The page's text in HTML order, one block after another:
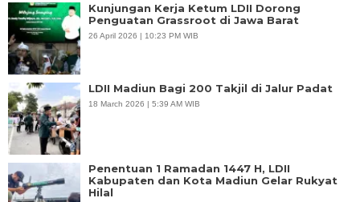
Kunjungan Kerja Ketum LDII Dorong
Penguatan Grassroot di Jawa Barat
26 April 2026 | 10:23 PM WIB
LDII Madiun Bagi 200 Takjil di Jalur Padat
18 March 2026 | 5:39 AM WIB
Penentuan 1 Ramadan 1447 H, LDII
Kabupaten dan Kota Madiun Gelar Rukyat
Hilal